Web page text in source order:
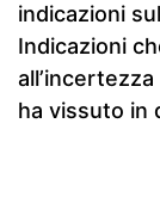
indicazioni
Indicazioni
ha vissuto in